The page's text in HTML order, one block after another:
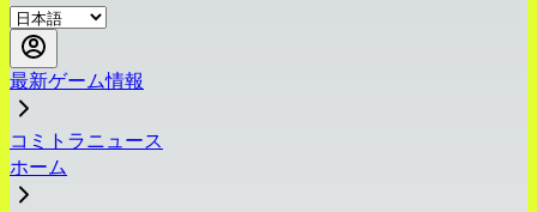
最新ゲーム情報
コミトラニュース
ホーム